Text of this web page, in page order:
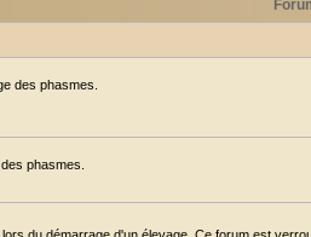
des phasmes.
phasmes.